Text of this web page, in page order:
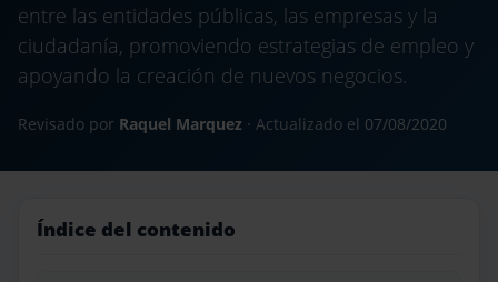
entre las entidades públicas, las empresas y la
ciudadanía, promoviendo estrategias de empleo y
apoyando la creación de nuevos negocios.
Revisado por Raquel Marquez · Actualizado el 07/08/2020
Índice del contenido